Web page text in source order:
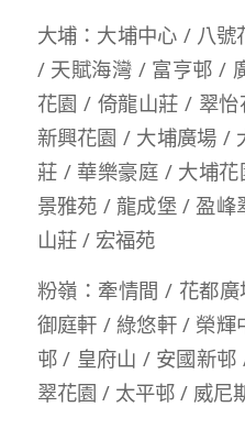
大埔：大埔中心 / 八
/ 天賦海灣 / 富亨邨 /
花園 / 倚龍山莊 / 翠
新興花園 / 大埔廣場 /
莊 / 華樂豪庭 / 大埔
景雅苑 / 龍成堡 / 盈
山莊 / 宏福苑
粉嶺：牽情間 / 花都
御庭軒 / 綠悠軒 / 榮
邨 / 皇府山 / 安國新
翠花園 / 太平邨 / 威尼